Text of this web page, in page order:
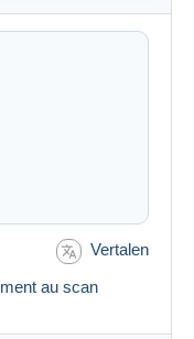
Vertalen
au scan